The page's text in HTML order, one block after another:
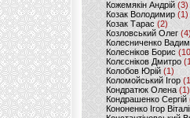
Кожемякін Андрій (3)
Козак Володимир (1)
Козак Тарас (2)
Козловський Олег(4)
Колесниченко Вадим
Колесніков Борис
Колєсніков Дмитро
Колобов Юрій (1)
Коломойський Ігор
Кондратюк Олена(1)
Кондрашенко Сергій
Кононенко Ігор